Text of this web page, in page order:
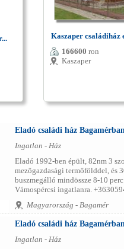
Kaszaper családiház
166600 ron
Kaszaper
Eladó családi ház Bagamérban
Ingatlan - Ház
Eladó 1992-ben épült, 82nm 3
mezőgazdasági termőfölddel, és
buszmegálló mindössze 8-10
Vámospércsi ingatlanra.
Magyarország - Bagamér
Eladó családi ház Bagamérban
Ingatlan - Ház